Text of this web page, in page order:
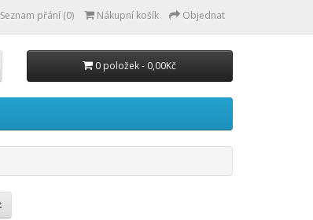
Seznam přání (0) Nákupní košík Objednat
0 položek - 0,00Kč